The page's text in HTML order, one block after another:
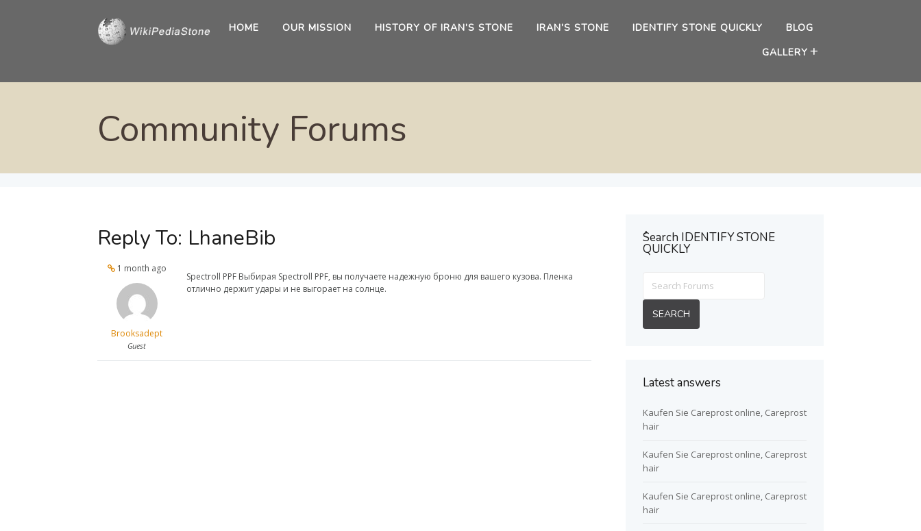
HOME OUR MISSION HISTORY OF IRAN’S STONE IRAN’S STONE IDENTIFY STONE QUICKLY
BLOG
GALLERY
Community Forums
Reply To: LhaneBib
1 month ago
Brooksadept
Guest
Spectroll PPF Выбирая Spectroll PPF, вы получаете надежную броню для вашего кузова. Пленка
отлично держит удары и не выгорает на солнце.
ُSearch IDENTIFY STONE
QUICKLY
Latest answers
Kaufen Sie Careprost online, Careprost
hair
Kaufen Sie Careprost online, Careprost
hair
Kaufen Sie Careprost online, Careprost
hair